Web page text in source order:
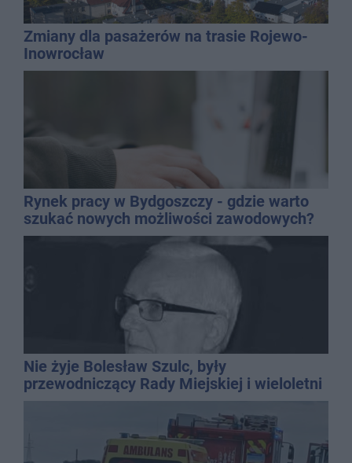
Zmiany dla pasażerów na trasie Rojewo-
Inowrocław
Rynek pracy w Bydgoszczy - gdzie warto
szukać nowych możliwości zawodowych?
Nie żyje Bolesław Szulc, były
przewodniczący Rady Miejskiej i wieloletni
dyrektor SP 14